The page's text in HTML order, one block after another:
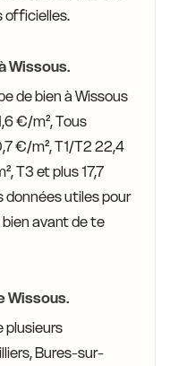
officielles.
Wissous.
de bien à Wissous
€/m², Tous
€/m², T1/T2 22,4
T3 et plus 17,7
données utiles pour
avant de te
Wissous.
plusieurs
Bures-sur-